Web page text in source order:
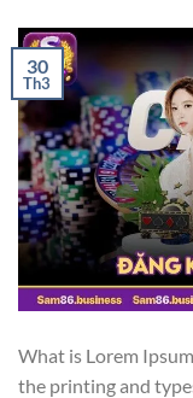
30
Th3
What is Lorem
the printing and